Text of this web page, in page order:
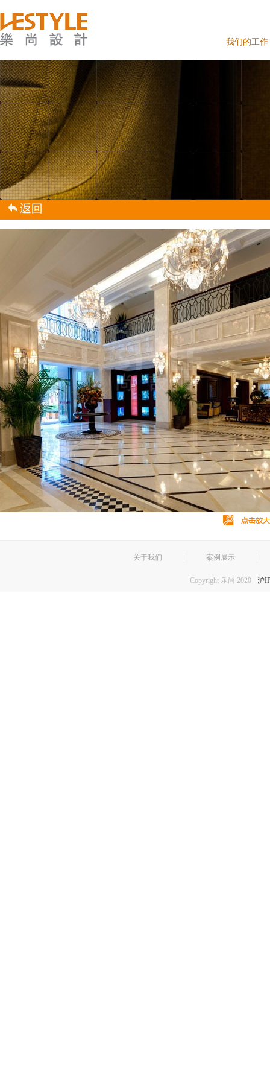
我们的工作
关于我们 案例展示
Copyright 乐尚 2020 沪